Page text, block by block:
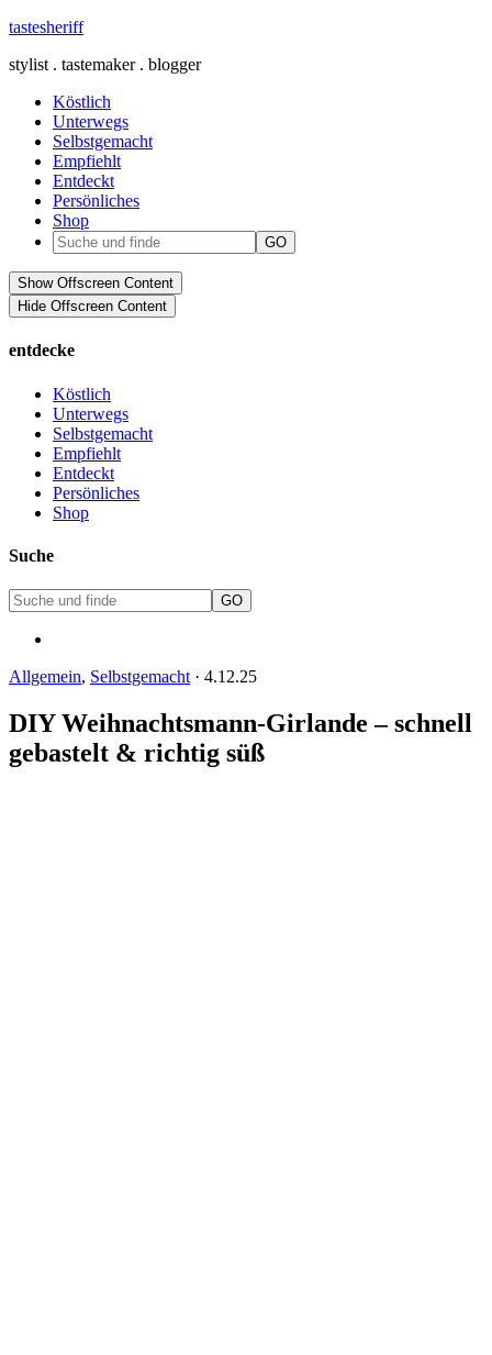
tastesheriff
stylist . tastemaker . blogger
Köstlich
Unterwegs
Selbstgemacht
Empfiehlt
Entdeckt
Persönliches
Shop
Show Offscreen Content
Hide Offscreen Content
entdecke
Köstlich
Unterwegs
Selbstgemacht
Empfiehlt
Entdeckt
Persönliches
Shop
Suche
Allgemein, Selbstgemacht · 4.12.25
DIY Weihnachtsmann-Girlande – schnell
gebastelt & richtig süß